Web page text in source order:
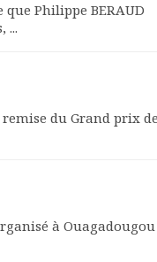
Philippe BERAUD
...
du Grand prix de
à